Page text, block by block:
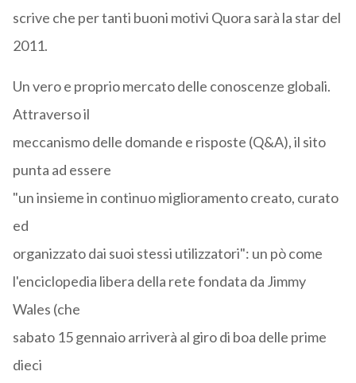
scrive che per tanti buoni motivi Quora sarà la star del
2011.
Un vero e proprio mercato delle conoscenze globali.
Attraverso il
meccanismo delle domande e risposte (Q&A), il sito
punta ad essere
"un insieme in continuo miglioramento creato, curato
ed
organizzato dai suoi stessi utilizzatori": un pò come
l'enciclopedia libera della rete fondata da Jimmy
Wales (che
sabato 15 gennaio arriverà al giro di boa delle prime
dieci